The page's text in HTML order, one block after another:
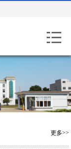
更多>>